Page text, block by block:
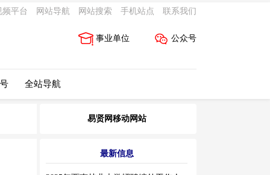
频平台 网站导航 网站搜索 手机站点 联系我们
公众号
事业单位
全站导航
易贤网移动网站
最新信息